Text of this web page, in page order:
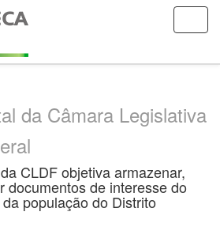
da Câmara Legislativa
CLDF objetiva armazenar,
documentos de interesse do
população do Distrito